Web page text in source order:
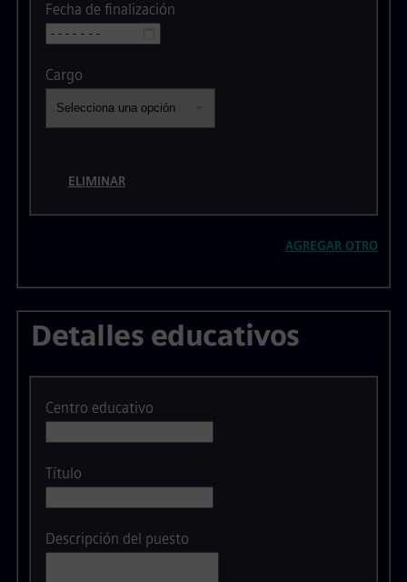
Fecha de finalización
Cargo
ELIMINAR
AGREGAR OTRO
Detalles educativos
Centro educativo
Título
Descripción del puesto